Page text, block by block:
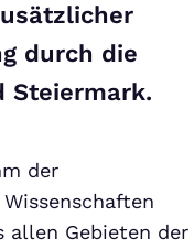
durch die
Steiermark.
der
allen Gebieten der